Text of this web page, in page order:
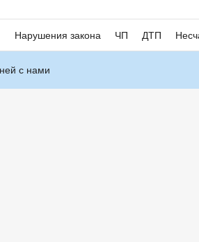
Нарушения закона ЧП ДТП
с нами